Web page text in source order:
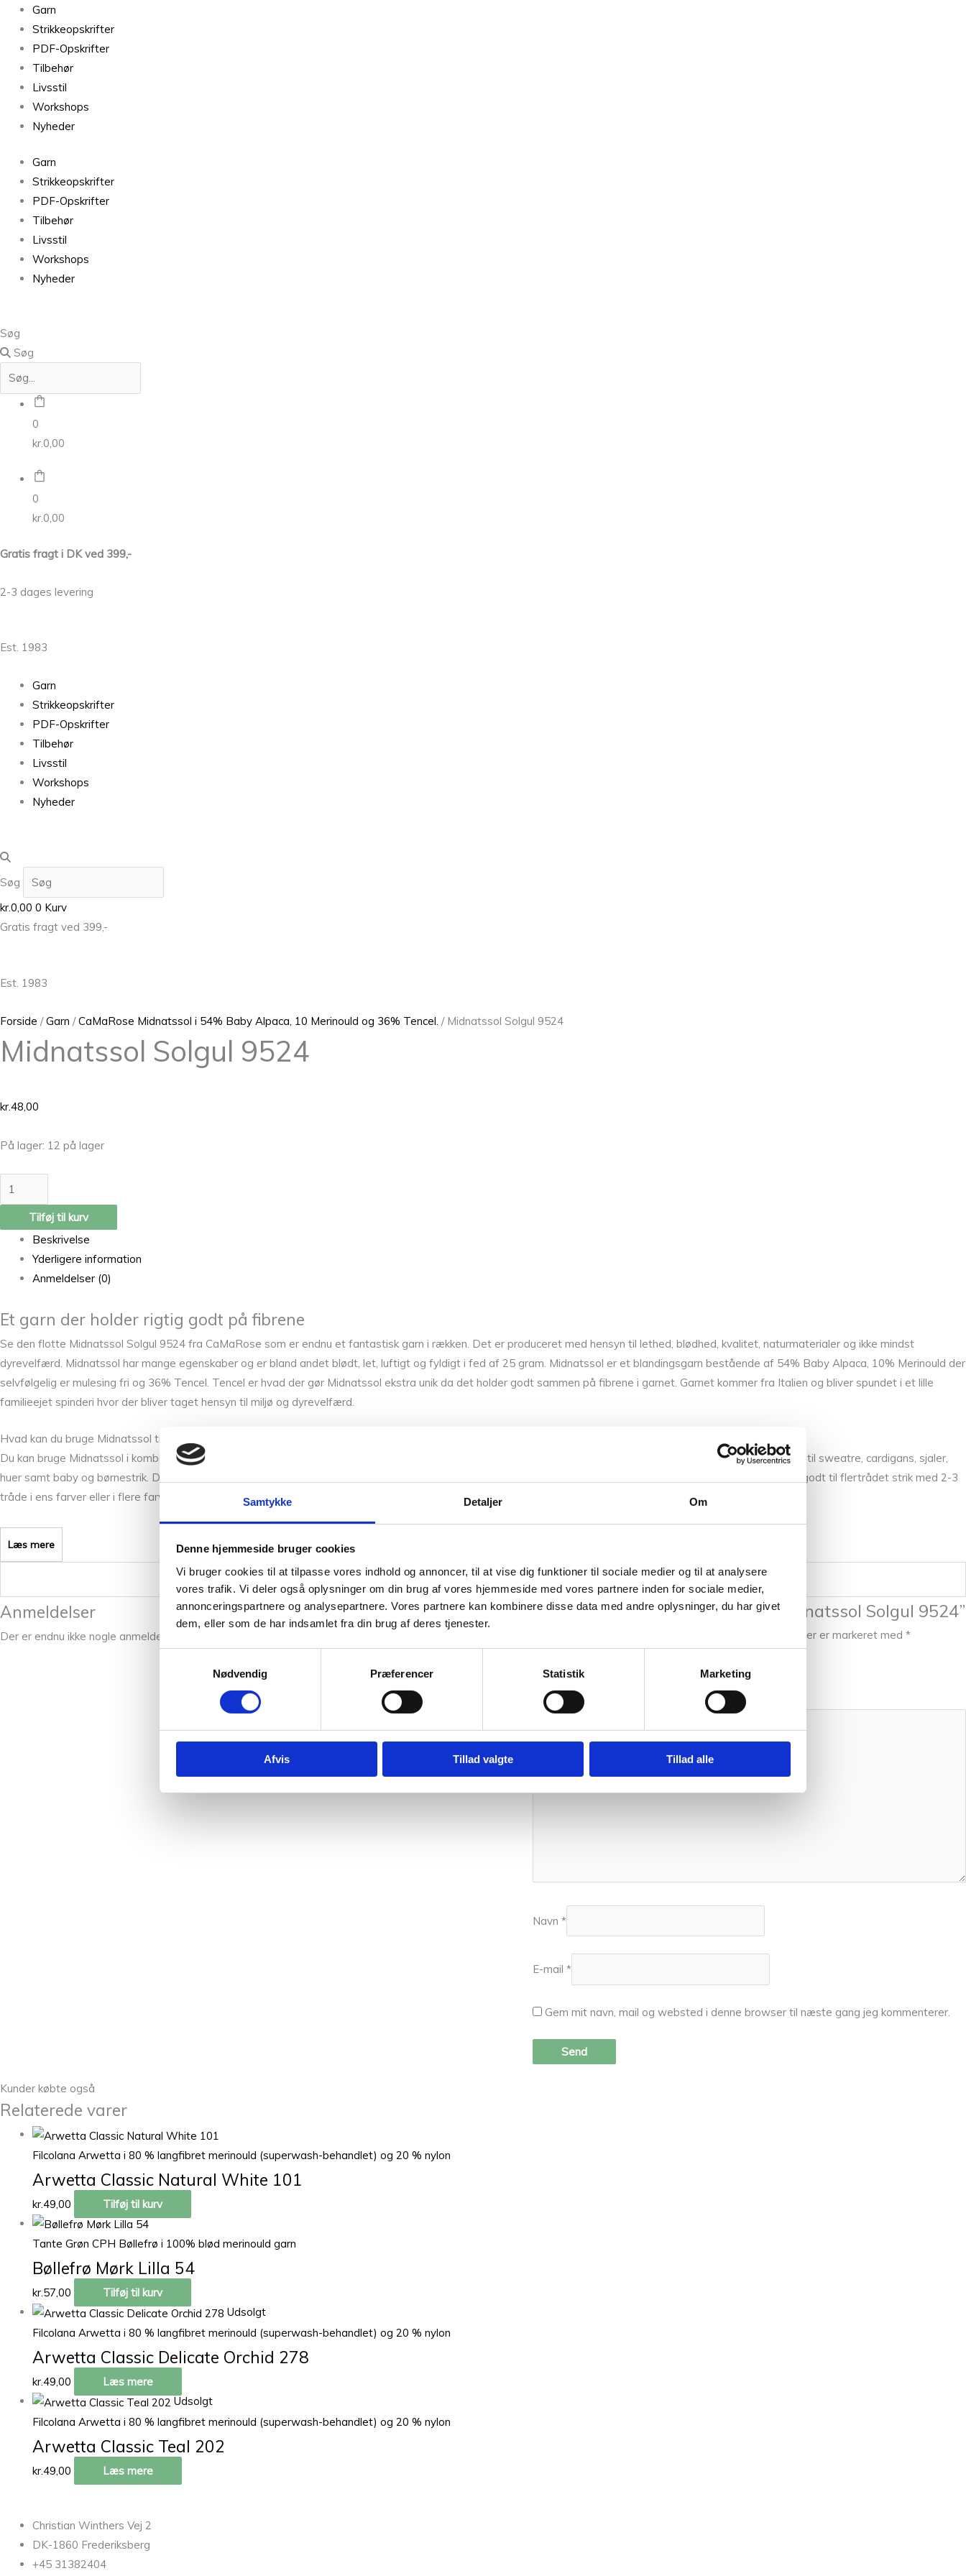
Samtykke Detaljer Om
Denne hjemmeside bruger cookies
Vi bruger cookies til at tilpasse vores indhold og annoncer, til at vise dig funktioner til sociale medier og til at analysere
vores trafik. Vi deler også oplysninger om din brug af vores hjemmeside med vores partnere inden for sociale medier,
annonceringspartnere og analysepartnere. Vores partnere kan kombinere disse data med andre oplysninger, du har givet
dem, eller som de har indsamlet fra din brug af deres tjenester.
Nødvendig
Præferencer Statistik Marketing
Afvis Tillad valgte Tillad alle
Garn
Strikkeopskrifter
PDF-Opskrifter
Tilbehør
Livsstil
Workshops
Nyheder
Garn
Strikkeopskrifter
PDF-Opskrifter
Tilbehør
Livsstil
Workshops
Nyheder
Søg
Søg
0
kr.0,00
0
kr.0,00
Gratis fragt i DK ved 399,-
2-3 dages levering
Est. 1983
Garn
Strikkeopskrifter
PDF-Opskrifter
Tilbehør
Livsstil
Workshops
Nyheder
Søg
kr.0,00 0 Kurv
Gratis fragt ved 399,-
Est. 1983
Forside /Garn /CaMaRose Midnatssol i 54% Baby Alpaca, 10 Merinould og 36% Tencel. / Midnatssol Solgul 9524
Midnatssol Solgul 9524
kr.48,00
På lager: 12 på lager
Midnatssol
Solgul
9524
antal
Tilføj til kurv
Beskrivelse
Yderligere information
Anmeldelser (0)
Et garn der holder rigtig godt på fibrene
Se den flotte Midnatssol Solgul 9524 fra CaMaRose som er endnu et fantastisk garn i rækken. Det er produceret med hensyn til lethed, blødhed, kvalitet, naturmaterialer og ikke mindst
dyrevelfærd. Midnatssol har mange egenskaber og er bland andet blødt, let, luftigt og fyldigt i fed af 25 gram. Midnatssol er et blandingsgarn bestående af 54% Baby Alpaca, 10% Merinould der
selvfølgelig er mulesing fri og 36% Tencel. Tencel er hvad der gør Midnatssol ekstra unik da det holder godt sammen på fibrene i garnet. Garnet kommer fra Italien og bliver spundet i et lille
familieejet spinderi hvor der bliver taget hensyn til miljø og dyrevelfærd.
Hvad kan du bruge Midnatssol til?
Du kan bruge Midnatssol i kombination med andre garner fra CaMaRose som følgetråd som for eksempel
. Garnet er rigtig godt til sweatre, cardigans, sjaler,
huer samt baby og børnestrik. Det kan bruges som enkelttråd eller flere hvis du vil have et mere chunky look til dine sweatre og cardigans. Den egner sig specielt godt til flertrådet strik med 2-3
tråde i ens farver eller i flere farver for at skabe dit helt eget look. Midnatssol kommer i 15 skønne farver der passer ind i CaMaRoses flotte farveskalaer.
Læs mere
Vægt 0,025 kg
Anmeldelser
Der er endnu ikke nogle anmeldelser.
Vær den første til at anmelde “Midnatssol Solgul 9524”
Krævede felter er markeret med *
Din bedømmelse
Din anmeldelse
Navn *
E-mail *
Gem mit navn, mail og websted i denne browser til næste gang jeg kommenterer.
Kunder købte også
Relaterede varer
Filcolana Arwetta i 80 % langfibret merinould (superwash-behandlet) og 20 % nylon
Arwetta Classic Natural White 101
kr.49,00 Tilføj til kurv
Tante Grøn CPH Bøllefrø i 100% blød merinould garn
Bøllefrø Mørk Lilla 54
kr.57,00
Tilføj til kurv
Udsolgt
Filcolana Arwetta i 80 % langfibret merinould (superwash-behandlet) og 20 % nylon
Arwetta Classic Delicate Orchid 278
kr.49,00
Læs mere
Udsolgt
Filcolana Arwetta i 80 % langfibret merinould (superwash-behandlet) og 20 % nylon
Arwetta Classic Teal 202
kr.49,00 Læs mere
Christian Winthers Vej 2
DK-1860 Frederiksberg
+45 31382404